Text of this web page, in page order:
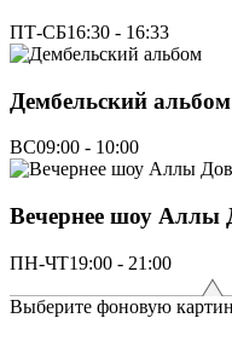
ПТ-СБ16:30 - 16:33
Дембельский альбом
ВС09:00 - 10:00
Вечернее шоу Аллы
ПН-ЧТ19:00 - 21:00
Выберите фоновую